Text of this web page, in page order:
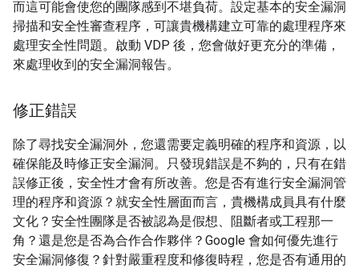
而這可能會使您的團隊感到不堪負荷。設定基本的安全漏洞
掃描和安全性審查程序，可讓貴機構建立可靠的處理程序來
處理安全性問題。啟動 VDP 後，您會做好更充分的準備，
來處理收到的安全漏洞報告。
修正錯誤
除了尋找安全漏洞外，您還需要定義明確的程序和資源，以
確保能及時修正安全漏洞。只發現錯誤是不夠的，只有在錯
誤修正後，安全性才會有所改善。您是否有進行安全漏洞管
理的程序和資源？就安全性層面而言，貴機構成員具有什麼
文化？安全性團隊是否被認為是假想、阻斷者或工程那一
角？還是您是否為合作合作夥伴？Google 會如何優先進行
安全漏洞修復？針對嚴重程度和修復時程，您是否有通用的